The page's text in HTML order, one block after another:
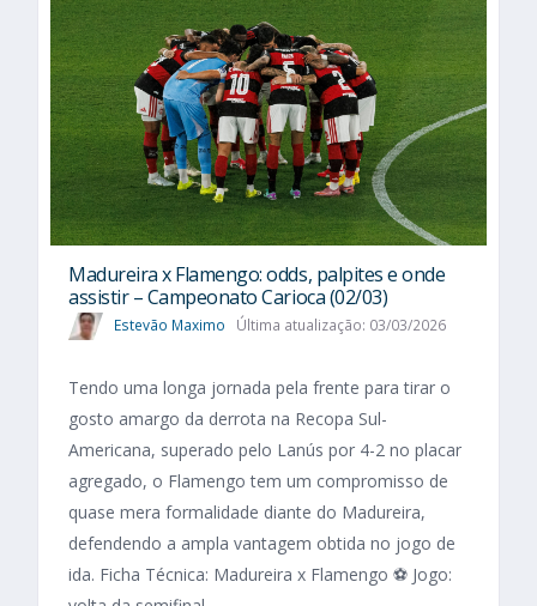
Madureira x Flamengo: odds, palpites e onde
assistir – Campeonato Carioca (02/03)
Estevão Maximo Última atualização: 03/03/2026
Tendo uma longa jornada pela frente para tirar o
gosto amargo da derrota na Recopa Sul-
Americana, superado pelo Lanús por 4-2 no placar
agregado, o Flamengo tem um compromisso de
quase mera formalidade diante do Madureira,
defendendo a ampla vantagem obtida no jogo de
ida. Ficha Técnica: Madureira x Flamengo ⚽ Jogo: